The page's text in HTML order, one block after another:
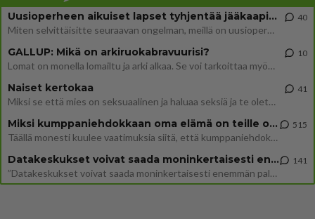
Uusioperheen aikuiset lapset tyhjentää jääkaapin käydessään
Miten selvittäisitte seuraavan ongelman, meillä on uusioperhe, minulla teini-ikäiset lapset ja puolisolla aikuiset, jotk
40
GALLUP: Mikä on arkiruokabravuurisi?
Lomat on monella lomailtu ja arki alkaa. Se voi tarkoittaa myös sitä, että grillailut on grillattu ja palataan arjen ruo
10
Naiset kertokaa
Miksi se että mies on seksuaalinen ja haluaa seksiä ja te olette hänen mielestänne haluttava on vastenmielistä? Mikä sii
41
Miksi kumppaniehdokkaan oma elämä on teille ongelma?
Täällä monesti kuulee vaatimuksia siitä, että kumppaniehdokkaalla ei saisi olla lemmikkejä, lapsia, kavereita, eksiä, su
515
Datakeskukset voivat saada moninkertaisesti enemmän palautuksia kuin mitä ne maksavat veroja
”Datakeskukset voivat saada moninkertaisesti enemmän palautuksia kuin mitä ne maksavat veroja”, sanoo professori Jussi K
141